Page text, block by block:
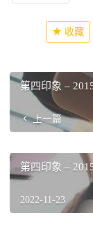
收藏
第四印象 –
上一篇
第四印象 –
2022-11-23